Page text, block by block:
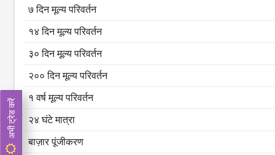
७ दिन मूल्य परिवर्तन
१४ दिन मूल्य परिवर्तन
३० दिन मूल्य परिवर्तन
२०० दिन मूल्य परिवर्तन
१ वर्ष मूल्य परिवर्तन
२४ घंटे मात्रा
बाज़ार पूंजीकरण
अभी ट्रेड करें